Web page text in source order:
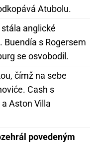
Atubolu.
anglické
s Rogersem
se osvobodil.
čímž na sebe
Cash s
Aston Villa
povedeným